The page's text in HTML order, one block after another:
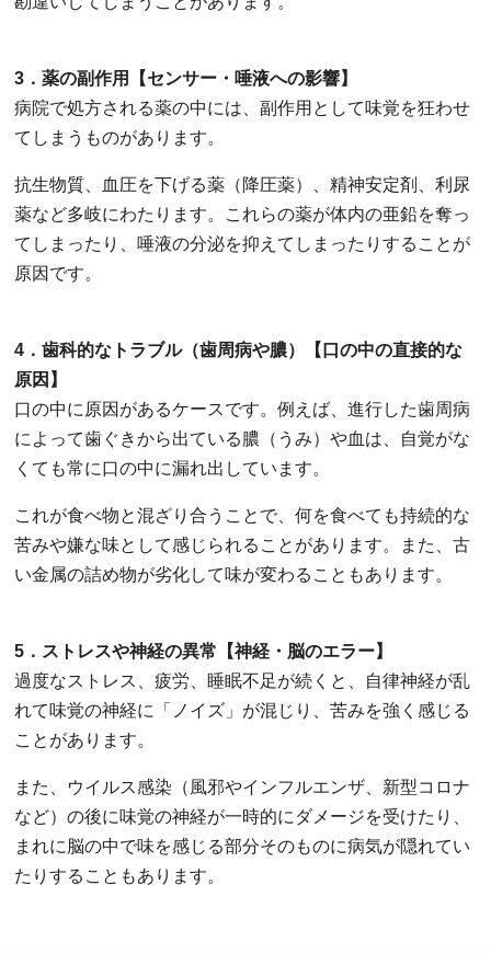
3．薬の副作用【センサー・唾液への影響】
病院で処方される薬の中には、副作用として味覚を狂わせ
てしまうものがあります。
抗生物質、血圧を下げる薬（降圧薬）、精神安定剤、利尿
薬など多岐にわたります。これらの薬が体内の亜鉛を奪っ
てしまったり、唾液の分泌を抑えてしまったりすることが
原因です。
4．歯科的なトラブル（歯周病や膿）【口の中の直接的な
原因】
口の中に原因があるケースです。例えば、進行した歯周病
によって歯ぐきから出ている膿（うみ）や血は、自覚がな
くても常に口の中に漏れ出しています。
これが食べ物と混ざり合うことで、何を食べても持続的な
苦みや嫌な味として感じられることがあります。また、古
い金属の詰め物が劣化して味が変わることもあります。
5．ストレスや神経の異常【神経・脳のエラー】
過度なストレス、疲労、睡眠不足が続くと、自律神経が乱
れて味覚の神経に「ノイズ」が混じり、苦みを強く感じる
ことがあります。
また、ウイルス感染（風邪やインフルエンザ、新型コロナ
など）の後に味覚の神経が一時的にダメージを受けたり、
まれに脳の中で味を感じる部分そのものに病気が隠れてい
たりすることもあります。